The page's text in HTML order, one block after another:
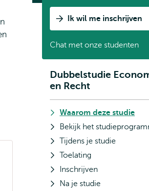
Ik wil me inschrijven
Chat met onze studenten
Subnavigatie
Dubbelstudie
en Recht
Waarom deze studie
Bekijk het
Tijdens je studie
Toelating
Inschrijven
Na je studie